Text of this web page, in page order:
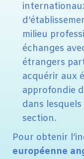
milieu
échanges
étrangers
acquérir aux
approfondie
dans
section.
Pour obtenir
européenne